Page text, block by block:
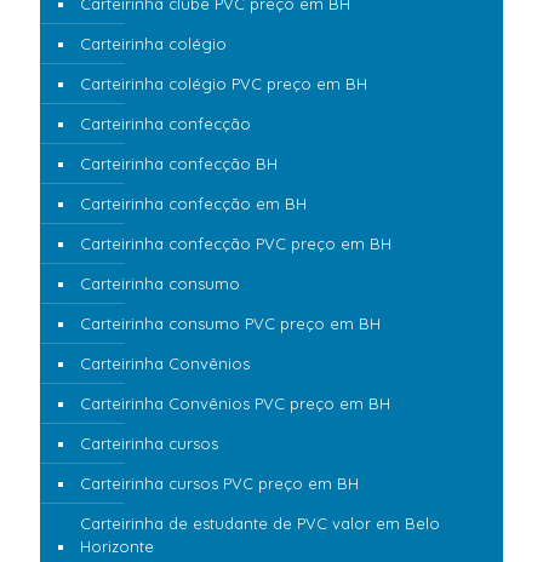
Carteirinha colégio
Carteirinha colégio PVC preço em BH
Carteirinha confecção
Carteirinha confecção BH
Carteirinha confecção em BH
Carteirinha confecção PVC preço em BH
Carteirinha consumo
Carteirinha consumo PVC preço em BH
Carteirinha Convênios
Carteirinha Convênios PVC preço em BH
Carteirinha cursos
Carteirinha cursos PVC preço em BH
Carteirinha de estudante de PVC valor em Belo
Horizonte